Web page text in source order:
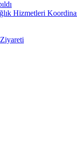
Hizmetleri
Ziyareti